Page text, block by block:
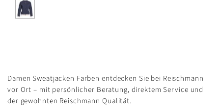
Damen Sweatjacken Farben entdecken Sie bei Reischmann
vor Ort – mit persönlicher Beratung, direktem Service und
der gewohnten Reischmann Qualität.